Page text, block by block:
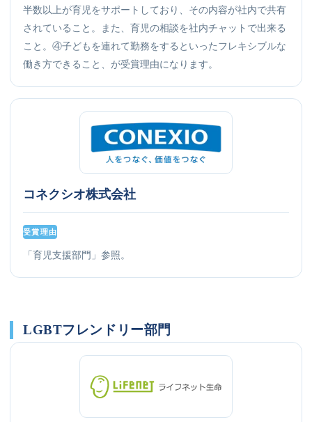
半数以上が育児をサポートしており、その内容が社内で共有
されていること。また、育児の相談を社内チャットで出来る
こと。④子どもを連れて勤務をするといったフレキシブルな
働き方できること、が受賞理由になります。
コネクシオ株式会社
受賞理由
「育児支援部門」参照。
LGBTフレンドリー部門